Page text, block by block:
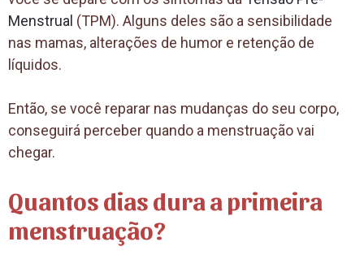
Menstrual (TPM). Alguns deles são a sensibilidade
nas mamas, alterações de humor e retenção de
líquidos.
Então, se você reparar nas mudanças do seu corpo,
conseguirá perceber quando a menstruação vai
chegar.
Quantos dias dura a primeira
menstruação?